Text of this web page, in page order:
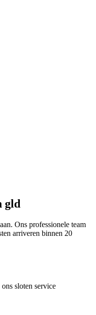
gld
Ons professionele team
arriveren binnen 20
sloten service